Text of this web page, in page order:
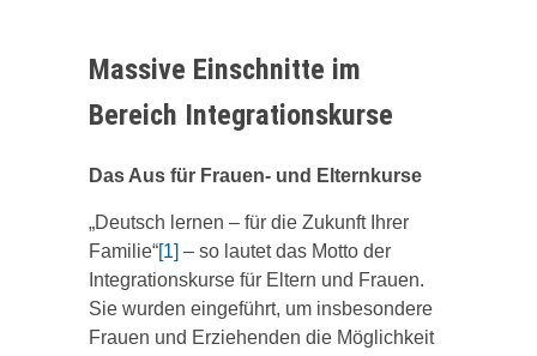
Massive Einschnitte im
Bereich Integrationskurse
Das Aus für Frauen- und Elternkurse
„Deutsch lernen – für die Zukunft Ihrer
Familie“[1] – so lautet das Motto der
Integrationskurse für Eltern und Frauen.
Sie wurden eingeführt, um insbesondere
Frauen und Erziehenden die Möglichkeit